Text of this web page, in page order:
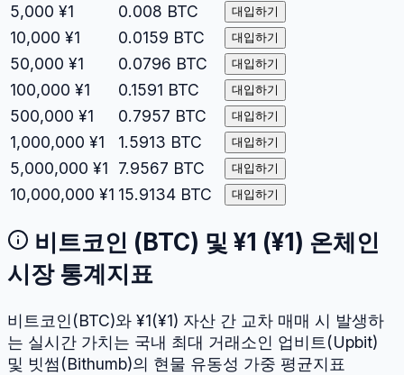
5,000 ¥1 0.008 BTC 대입하기
10,000 ¥1 0.0159 BTC 대입하기
50,000 ¥1 0.0796 BTC 대입하기
100,000 ¥1 0.1591 BTC 대입하기
500,000 ¥1 0.7957 BTC 대입하기
1,000,000 ¥1 1.5913 BTC 대입하기
5,000,000 ¥1 7.9567 BTC 대입하기
10,000,000 ¥1 15.9134 BTC 대입하기
비트코인 ( BTC) 및 ¥1 (¥1 ) 온체인
시장 통계지표
비트코인 (BTC)와 ¥1(¥1) 자산 간 교차 매매 시 발생하
는 실시간 가치는 국내 최대 거래소인 업비트(Upbit)
및 빗썸(Bithumb)의 현물 유동성 가중 평균지표